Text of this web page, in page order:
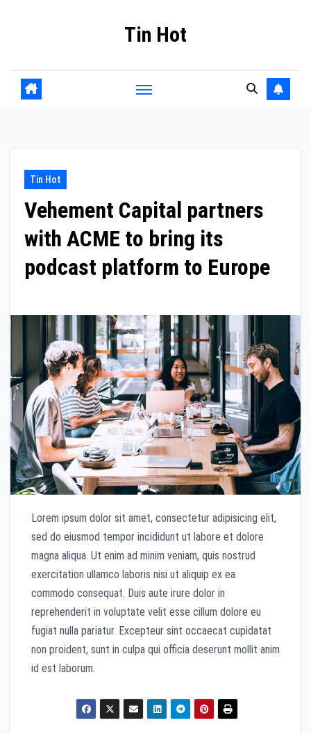
Tin Hot
Tin Hot
Vehement Capital partners
with ACME to bring its
podcast platform to Europe
Lorem ipsum dolor sit amet, consectetur adipisicing elit,
sed do eiusmod tempor incididunt ut labore et dolore
magna aliqua. Ut enim ad minim veniam, quis nostrud
exercitation ullamco laboris nisi ut aliquip ex ea
commodo consequat. Duis aute irure dolor in
reprehenderit in voluptate velit esse cillum dolore eu
fugiat nulla pariatur. Excepteur sint occaecat cupidatat
non proident, sunt in culpa qui officia deserunt mollit anim
id est laborum.